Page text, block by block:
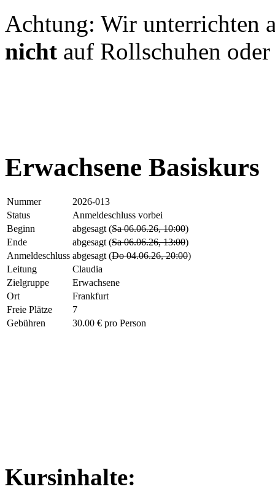
Achtung: Wir unterrichten
nicht auf Rollschuhen
Erwachsene Basiskurs
Nummer
2026-013
Status
Anmeldeschluss vorbei
Beginn
abgesagt (Sa 06.06.26, 10:00)
Ende
abgesagt (Sa 06.06.26, 13:00)
Anmeldeschluss abgesagt (Do 04.06.26, 20:00)
Leitung
Claudia
Zielgruppe
Erwachsene
Ort
Frankfurt
Freie Plätze
7
Gebühren
30.00 € pro Person
Kursinhalte: